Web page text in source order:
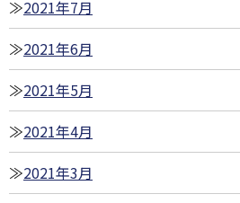
2021年7月
2021年6月
2021年5月
2021年4月
2021年3月